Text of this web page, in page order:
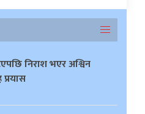
निराश भएर अश्विन
प्रयास